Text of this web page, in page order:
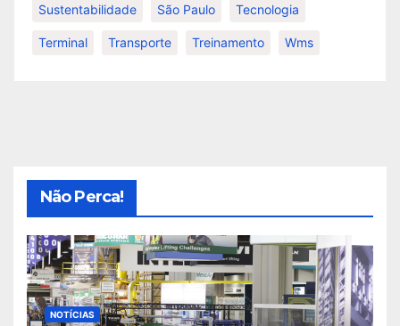
Sustentabilidade São Paulo Tecnologia
Terminal Transporte Treinamento Wms
Não Perca!
NOTÍCIAS